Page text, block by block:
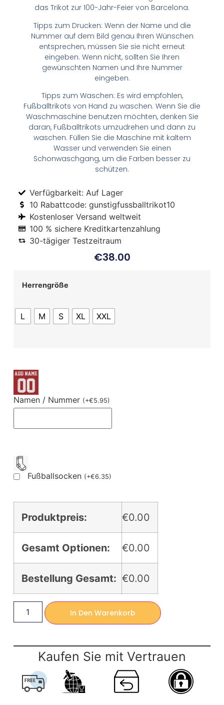
das Trikot zur 100-Jahr-Feier von Barcelona.
Tipps zum Drucken: Wenn der Name und die
Nummer auf dem Bild genau Ihren Wünschen
entsprechen, müssen Sie sie nicht erneut
eingeben. Wenn nicht, sollten Sie Ihren
gewünschten Namen und Ihre Nummer
eingeben.
Tipps zum Waschen: Es wird empfohlen,
Fußballtrikots von Hand zu waschen. Wenn Sie die
Waschmaschine benutzen möchten, denken Sie
daran, Fußballtrikots umzudrehen und dann zu
waschen. Füllen Sie die Maschine mit kaltem
Wasser und verwenden Sie einen
Schonwaschgang, um die Farben besser zu
schützen.
Verfügbarkeit: Auf Lager
10 Rabattcode: gunstigfussballtrikot10
Kostenloser Versand weltweit
100 % sichere Kreditkartenzahlung
30-tägiger Testzeitraum
€38.00
Herrengröße
L M S XL XXL
Namen / Nummer (+€5.95)
Fußballsocken (+€6.35)
Produktpreis: €0.00
Gesamt Optionen: €0.00
Bestellung Gesamt: €0.00
In Den Warenkorb
Kaufen Sie mit Vertrauen